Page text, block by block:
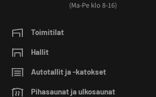
(Ma-Pe klo 8-16)
Toimitilat
Hallit
Autotallit ja -katokset
Pihasaunat ja ulkosaunat